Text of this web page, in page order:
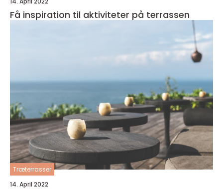
Få inspiration til aktiviteter på terrassen
Træterrasser
14. April 2022